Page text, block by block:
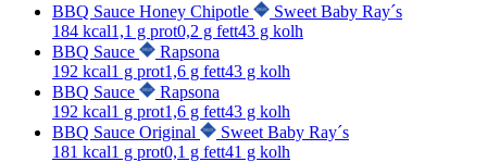
BBQ Sauce Honey Chipotle
Sweet Baby Ray´s
184 kcal1,1 g prot0,2 g fett43 g kolh
BBQ Sauce
Rapsona
192 kcal1 g prot1,6 g fett43 g kolh
BBQ Sauce
Rapsona
192 kcal1 g prot1,6 g fett43 g kolh
BBQ Sauce Original
Sweet Baby Ray´s
181 kcal1 g prot0,1 g fett41 g kolh